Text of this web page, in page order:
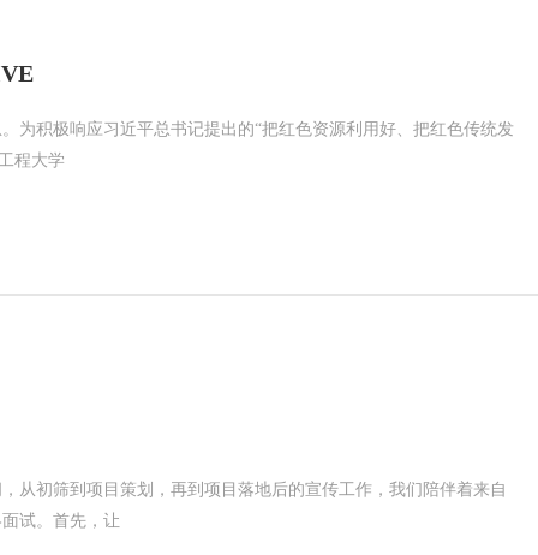
为积极响应习近平总书记提出的“把红色资源利用好、把红色传统发
程大学
从初筛到项目策划，再到项目落地后的宣传工作，我们陪伴着来自
试。首先，让